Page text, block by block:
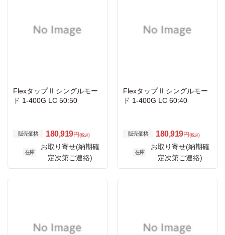
Flexタップ II シングルモー
ド 1-400G LC 50:50
販売価格 180,919円 (税込)
在庫
お取り寄せ(納期確
定次第ご連絡)
Flexタップ II シングルモー
ド 1-400G LC 60:40
販売価格 180,919円 (税込)
在庫
お取り寄せ(納期確
定次第ご連絡)